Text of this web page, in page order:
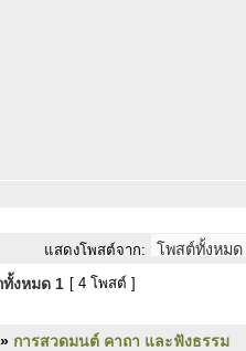
แสดงโพสต์จาก:
ทั้งหมด 1 [ 4 โพสต์ ]
» การสวดมนต์ คาถา และฟังธรรม